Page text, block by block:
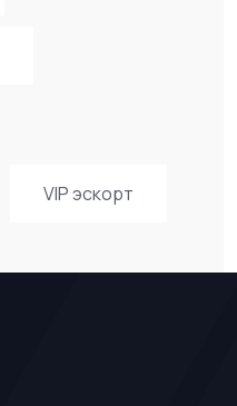
VIP эскорт